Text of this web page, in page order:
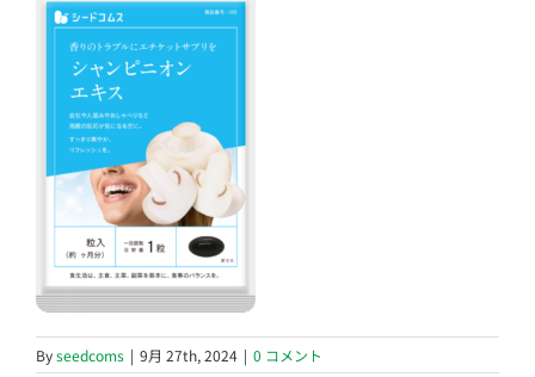
Byseedcoms | 9月 27th, 2024 | 0 コメント